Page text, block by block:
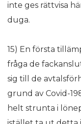
inte ges rättvisa
duga.
15) En första
fråga de
sig till de
grund av Covid-
helt strunta i